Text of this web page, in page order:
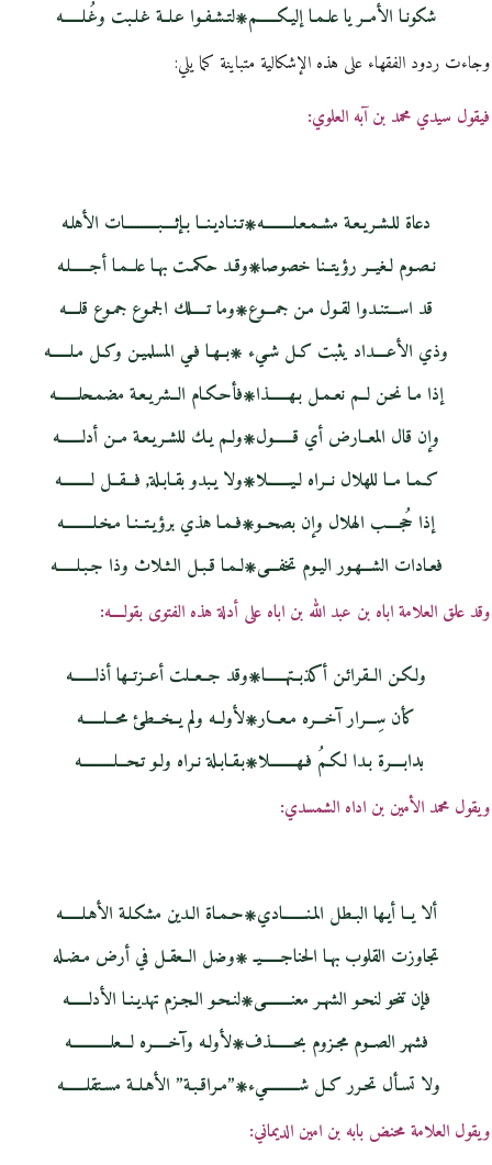
شكونـا الأمــر يا علـمـا إليـكــــــم۞لتـشـفـوا عـلــة غـلـبت وغُـلــــــه
وجاءت ردود الفقهاء على هذه الإشكالية متباينة كما يلي:
فيقول سيدي محمد بن آبه العلوي:
دعاة للـشـريـعـة مشـمـعـلـــــــــه۞تـنـاديـنــا بـإثــــبــــــــــات الأهلـه
نـصـوم لـغيــر رؤيتــنا خصوصا۞وقـد حكمـت بهـا علــمـا أجــــــلـه
قد اســـتنـدوا لقـول مـن جمـــوع۞وما تـــــلك الجمـوع جمـوع قلــــه
وذي الأعــــداد يثبت كـل شـيء ۞بــهـا فـي المسلميـن وكـل مـلــــــه
إذا مـا نحـن لــم نعـمـل بـهــــــذا۞فأحـكـام الــشريـعـة مضمـحلـــــــه
وإن قال المعــارض أي قــــــول۞ولـم يـك للشـريـعـة مــن أدلـــــــه
كـمـا مــا للهلال نــراه لـيـــــــلا۞ولا يـبدو بقـابـلة, فـــقــل لـــــــــه
إذا حُجــــب الهلال وإن بصحــو۞فـمـا هذي برؤيـتــنـا مـخـلـــــــــه
فعـادات الشـــهـور اليـوم تخفـــى۞لـمـا قـبـل الـثـلاث وذا جـبـلــــــه
وقد علق العلامة اباه بن عبد الله بن اباه على أدلة هذه الفتوى بقولــــه:
ولكـن الــقرائـن أكذبــتهــــــا۞وقد جــعــلت أعــزتــها أذلـــــــه
كأن سِـــرار آخـــره مـعـــار۞لأولــه ولم يــخــطئ محـــلــــــه
بدابــــرة بـدا لـكـمُ فـهــــــــلا۞بـقـابـلة نـراه ولـو تـحـــلــــــــــه
ويقول محمد الأمين بن اداه الشمسدي:
ألا يــا أيـها البـطل المـنـــــــادي۞حـمـاة الـدين مشكـلـة الأهـلــــــه
تجاوزت القلوب بهـا الحناجــــــيـ ۞وضل الــعقـل في أرض مـضـله
فإن تنحو لنحـو الشهـر معنــــــــى۞لنـحـو الـجـزم تهديـنـا الأدلــــــه
فشهر الصــوم مجـزوم بحـــــــذف۞لأولـه وآخـــــره لـــعلــــــــــــه
ولا تسـأل تحـرر كـل شــــــــــيء۞”مـراقـبـة” الأهـلــة مسـتقلـــــــه
ويقول العلامة محنض بابه بن امين الديماني: